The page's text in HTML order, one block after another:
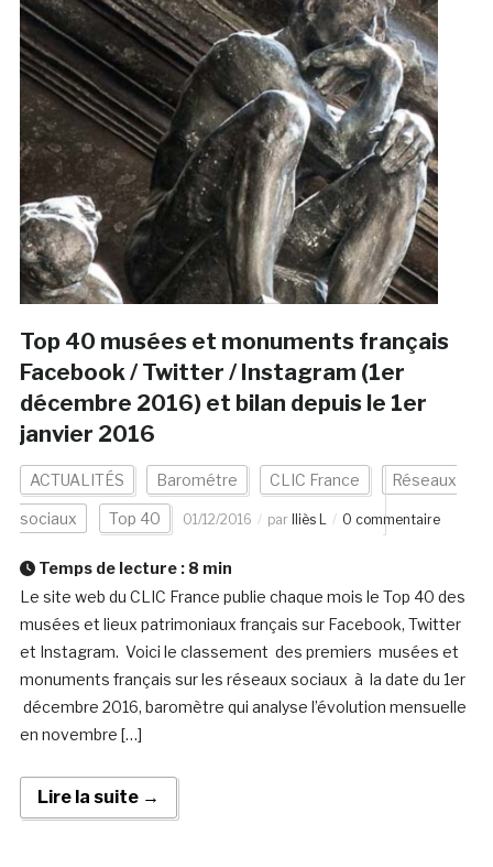
Top 40 musées et monuments français
Facebook / Twitter / Instagram (1er
décembre 2016) et bilan depuis le 1er
janvier 2016
ACTUALITÉS Barométre CLIC France Réseaux
sociaux Top 40 01/12/2016 par Iliès L 0 commentaire
Temps de lecture : 8 min
Le site web du CLIC France publie chaque mois le Top 40 des
musées et lieux patrimoniaux français sur Facebook, Twitter
et Instagram. Voici le classement des premiers musées et
monuments français sur les réseaux sociaux à la date du 1er
décembre 2016, baromètre qui analyse l’évolution mensuelle
en novembre […]
Lire la suite →